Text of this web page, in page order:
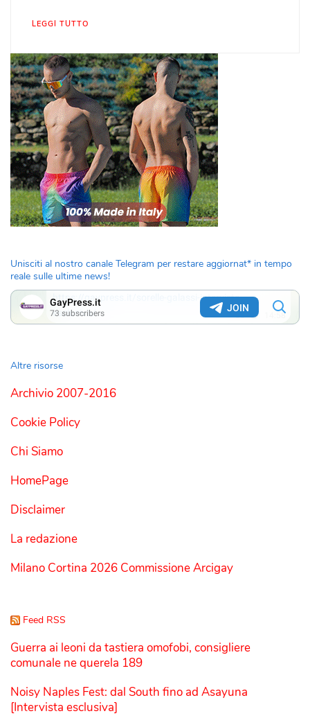
LEGGI TUTTO
Unisciti al nostro canale Telegram per restare aggiornat* in tempo
reale sulle ultime news!
Altre risorse
Archivio 2007-2016
Cookie Policy
Chi Siamo
HomePage
Disclaimer
La redazione
Milano Cortina 2026 Commissione Arcigay
Feed RSS
Guerra ai leoni da tastiera omofobi, consigliere
comunale ne querela 189
Noisy Naples Fest: dal South fino ad Asayuna
[Intervista esclusiva]